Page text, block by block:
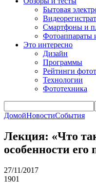
Бытовая
Смартфоны и
Фотоаппараты
Это интересно
Дизайн
Программы
Рейтинги
Технологии
Фототехника
ДомойНовостиСобытия
Лекция: «Что
особенности его
27/11/2017
1901